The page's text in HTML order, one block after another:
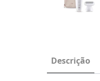
Descrição